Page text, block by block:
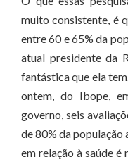
muito consistente, é
entre 60 e 65% da
atual presidente da
fantástica que ela
ontem, do Ibope,
governo, seis
de 80% da população
em relação à saúde é